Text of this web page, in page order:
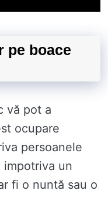
pe boace
vă pot a
ocupare
persoanele
impotriva un
fi o nuntă sau o